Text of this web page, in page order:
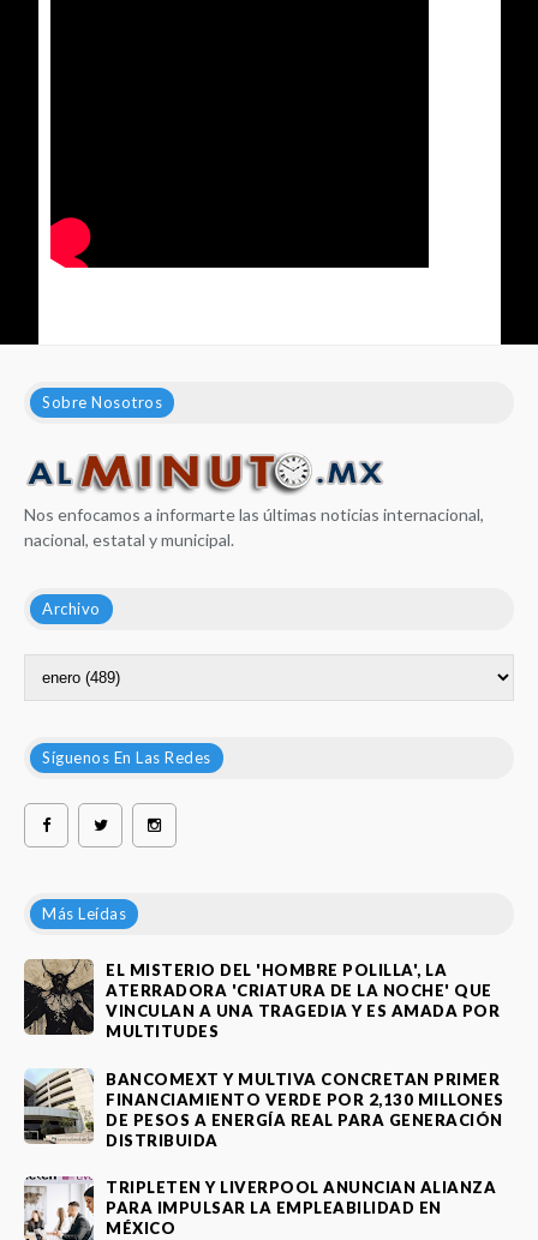
Sobre Nosotros
Nos enfocamos a informarte las últimas noticias internacional,
nacional, estatal y municipal.
Archivo
Síguenos En Las Redes
Más Leídas
EL MISTERIO DEL 'HOMBRE POLILLA', LA
ATERRADORA 'CRIATURA DE LA NOCHE' QUE
VINCULAN A UNA TRAGEDIA Y ES AMADA POR
MULTITUDES
BANCOMEXT Y MULTIVA CONCRETAN PRIMER
FINANCIAMIENTO VERDE POR 2,130 MILLONES
DE PESOS A ENERGÍA REAL PARA GENERACIÓN
DISTRIBUIDA
TRIPLETEN Y LIVERPOOL ANUNCIAN ALIANZA
PARA IMPULSAR LA EMPLEABILIDAD EN
MÉXICO